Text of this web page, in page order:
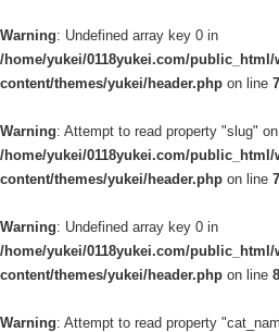
Warning: Undefined array key 0 in
/home/yukei/0118yukei.com/public_html/
content/themes/yukei/header.php on line 7
Warning: Attempt to read property "slug"
/home/yukei/0118yukei.com/public_html/
content/themes/yukei/header.php on line 7
Warning: Undefined array key 0 in
/home/yukei/0118yukei.com/public_html/
content/themes/yukei/header.php on line 8
Warning: Attempt to read property